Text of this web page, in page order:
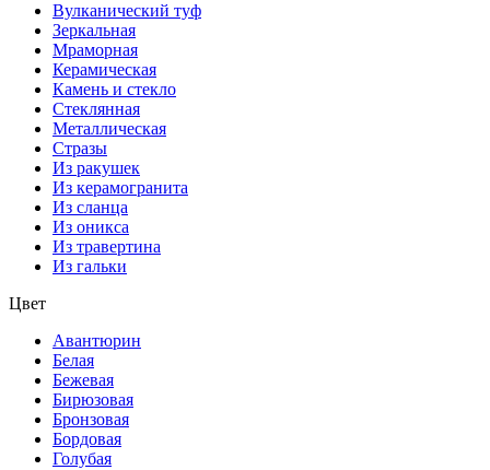
Вулканический туф
Зеркальная
Мраморная
Керамическая
Камень и стекло
Стеклянная
Металлическая
Стразы
Из ракушек
Из керамогранита
Из сланца
Из оникса
Из травертина
Из гальки
Цвет
Авантюрин
Белая
Бежевая
Бирюзовая
Бронзовая
Бордовая
Голубая